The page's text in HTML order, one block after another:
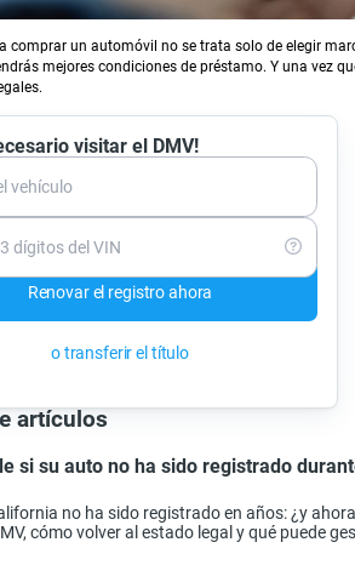
comprar un automóvil no se trata solo de elegir
mejores condiciones de préstamo. Y una vez
visitar el DMV!
vehículo
dígitos del VIN
Renovar el registro ahora
o transferir el título
artículos
si su auto no ha sido registrado
no ha sido registrado en años: ¿y
cómo volver al estado legal y qué puede